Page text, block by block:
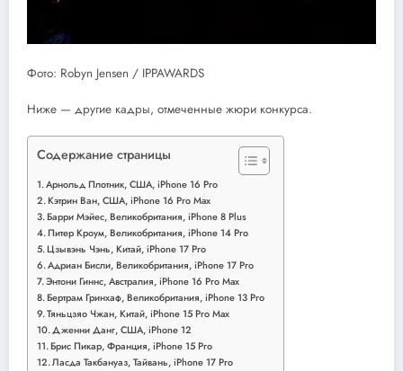
Фото: Robyn Jensen / IPPAWARDS
Ниже — другие кадры, отмеченные жюри конкурса.
Содержание страницы
Арнольд Плотник, США, iPhone 16 Pro
Кэтрин Ван, США, iPhone 16 Pro Max
Барри Мэйес, Великобритания, iPhone 8 Plus
Питер Кроум, Великобритания, iPhone 14 Pro
Цзывэнь Чэнь, Китай, iPhone 17 Pro
Адриан Бисли, Великобритания, iPhone 17 Pro
Энтони Гиннс, Австралия, iPhone 16 Pro Max
Бертрам Гринхаф, Великобритания, iPhone 13 Pro
Тяньцзяо Чжан, Китай, iPhone 15 Pro Max
Дженни Данг, США, iPhone 12
Брис Пикар, Франция, iPhone 15 Pro
Ласда Такбануаз, Тайвань, iPhone 17 Pro